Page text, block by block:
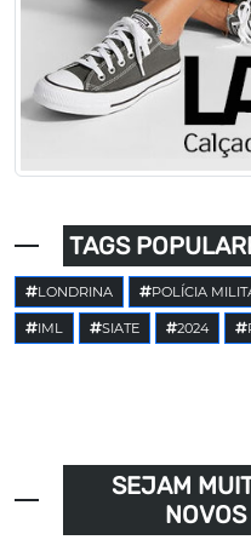
TAGS
LONDRINA POLÍCIA
IML SIATE 2024
SEJAM